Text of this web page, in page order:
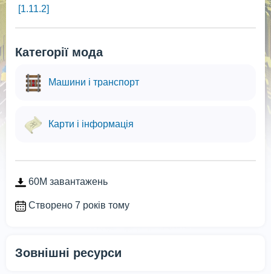
[1.11.2]
Категорії мода
Машини і транспорт
Карти і інформація
60M завантажень
Створено 7 років тому
Зовнішні ресурси